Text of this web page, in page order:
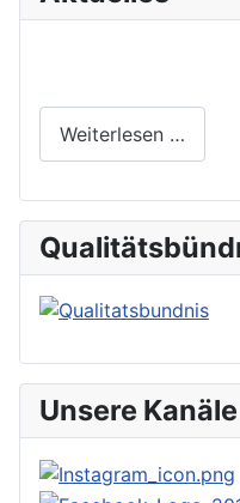
Weiterlesen …
Unsere Kanäle